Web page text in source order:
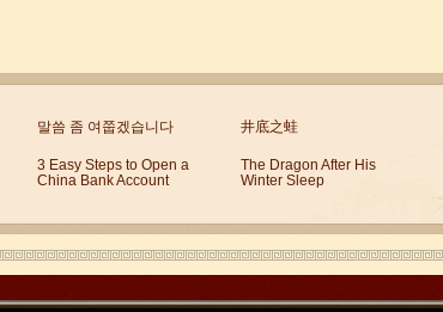
말씀 좀 여쭙겠습니다 井底之蛙
3 Easy Steps to Open a
China Bank Account
The Dragon After His
Winter Sleep